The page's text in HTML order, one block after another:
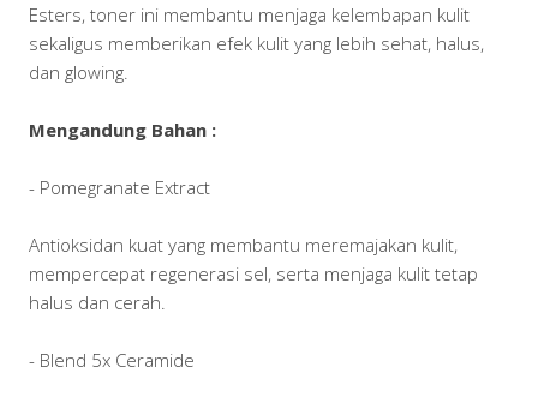
Esters, toner ini membantu menjaga kelembapan kulit
sekaligus memberikan efek kulit yang lebih sehat, halus,
dan glowing.
Mengandung Bahan :
- Pomegranate Extract
Antioksidan kuat yang membantu meremajakan kulit,
mempercepat regenerasi sel, serta menjaga kulit tetap
halus dan cerah.
- Blend 5x Ceramide